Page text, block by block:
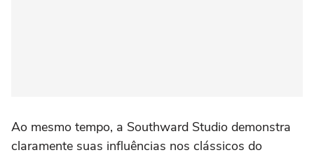
Ao mesmo tempo, a Southward Studio demonstra
claramente suas influências nos clássicos do